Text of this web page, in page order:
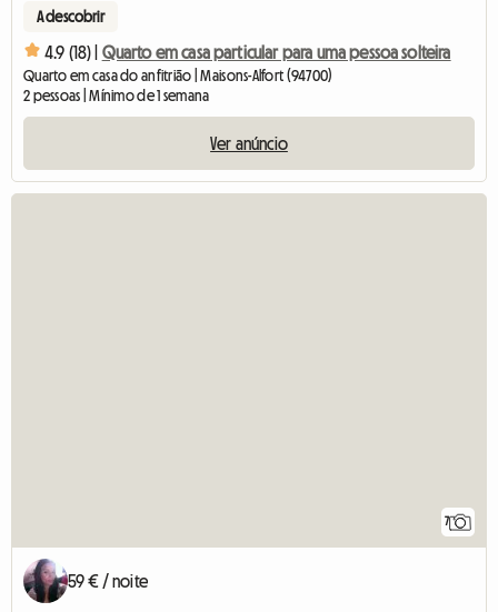
A descobrir
4.9 (18) | Quarto em casa particular para uma pessoa solteira
Quarto em casa do anfitrião | Maisons-Alfort (94700)
2 pessoas | Mínimo de 1 semana
Ver anúncio
7
59 € / noite